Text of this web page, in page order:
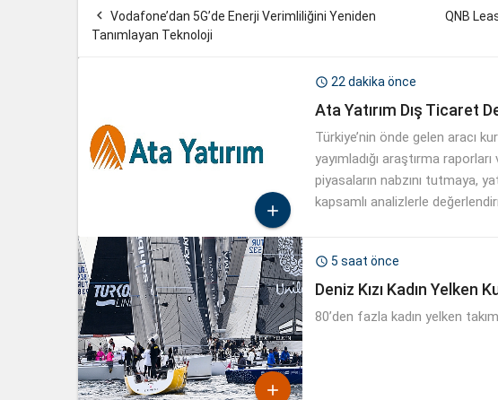
 Vodafone’dan 5G’de Enerji Verimliliğini Yeniden
Tanımlayan Teknoloji
QNB

 22 dakika önce
Ata Yatırım Dış Ticaret
Türkiye’nin önde gelen aracı
yayımladığı araştırma
piyasaların nabzını tutmaya,
kapsamlı analizlerle

 5 saat önce
Deniz Kızı Kadın Yelken
80’den fazla kadın yelken